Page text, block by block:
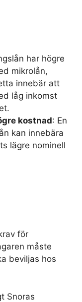
har högre
mikrolån,
innebär att
låg inkomst
kostnad: En
kan innebära
lägre nominell
för
måste
beviljas hos
Snoras